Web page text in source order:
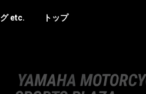
etc. トップ